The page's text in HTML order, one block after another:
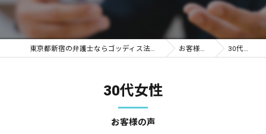
東京都新宿の弁護士ならゴッディス法律事務所 お客様の声 30代女性
お客様の声
30代女性